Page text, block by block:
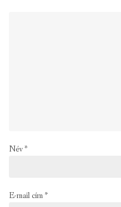
Név*
E-mail cím*